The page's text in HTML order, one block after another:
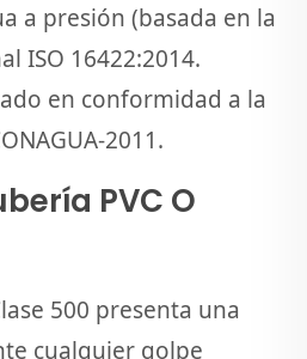
a presión (basada en la
ISO 16422:2014.
en conformidad a la
2011.
PVC O
500 presenta una
cualquier golpe